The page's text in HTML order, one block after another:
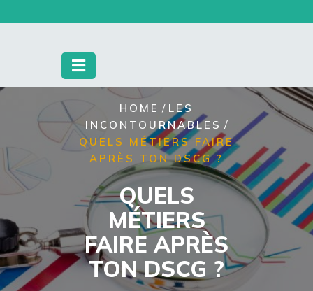
to
HOME / LES
INCONTOURNABLES /
QUELS MÉTIERS FAIRE
APRÈS TON DSCG ?
QUELS
MÉTIERS
FAIRE APRÈS
TON DSCG ?